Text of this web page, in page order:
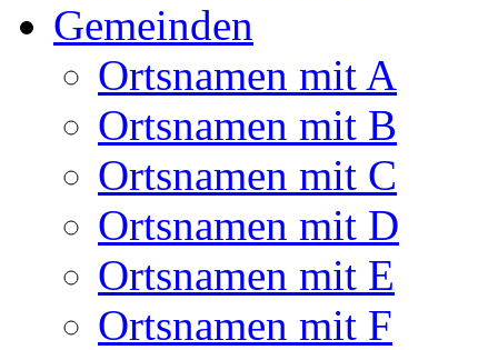
Gemeinden
Ortsnamen mit A
Ortsnamen mit B
Ortsnamen mit C
Ortsnamen mit D
Ortsnamen mit E
Ortsnamen mit F